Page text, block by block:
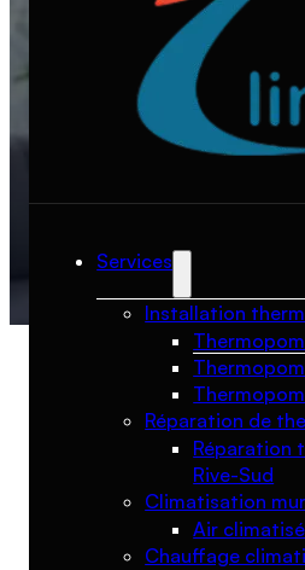
Services
Installation
Réparation de
Réparation
Rive-Sud
Climatisation
Air
Chauffage